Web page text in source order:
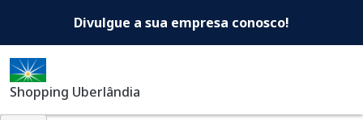
Shopping Uberlândia -
Divulgue a sua empresa conosco!
Shopping Uberlândia